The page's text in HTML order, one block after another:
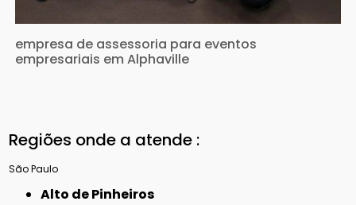
empresa de assessoria para eventos
empresariais em Alphaville
Regiões onde a atende :
São Paulo
Alto de Pinheiros